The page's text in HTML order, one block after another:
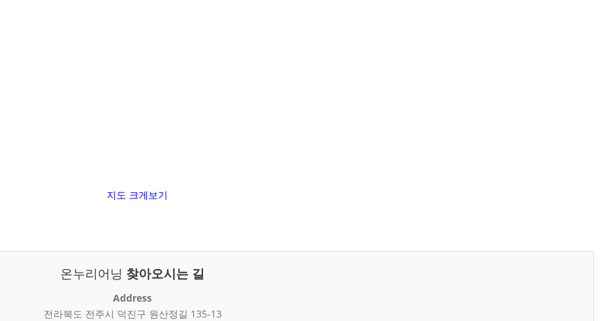
지도 크게보기
온누리어닝 찾아오시는 길
Address
전라북도 전주시 덕진구 원산정길 135-13